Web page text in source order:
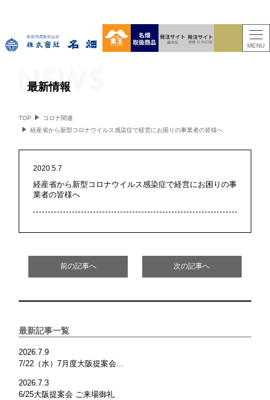
MENU
最新情報
TOP
コロナ関連
経産省から新型コロナウイルス感染症で経営にお困りの事業者の皆様へ
2020.5.7
経産省から新型コロナウイルス感染症で経営にお困りの事
業者の皆様へ
前の記事へ 次の記事へ
最新記事一覧
2026.7.9
7/22（水）7月度大阪提案会...
2026.7.3
6/25大阪提案会 ご来場御礼